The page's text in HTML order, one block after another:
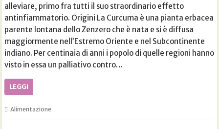
alleviare, primo fra tutti il suo straordinario effetto
antinfiammatorio. Origini La Curcuma è una pianta erbacea
parente lontana dello Zenzero che è nata e si è diffusa
maggiormente nell’Estremo Oriente e nel Subcontinente
indiano. Per centinaia di anni i popolo di quelle regioni hanno
visto in essa un palliativo contro…
LEGGI
Alimentazione